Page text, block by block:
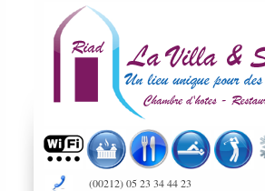
(00212) 05 23 34 44 23